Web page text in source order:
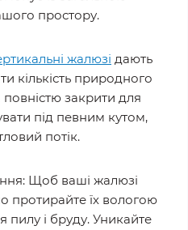
простору.
жалюзі дають
кількість природного
повністю закрити для
під певним кутом,
потік.
Щоб ваші жалюзі
протирайте їх вологою
і бруду. Уникайте